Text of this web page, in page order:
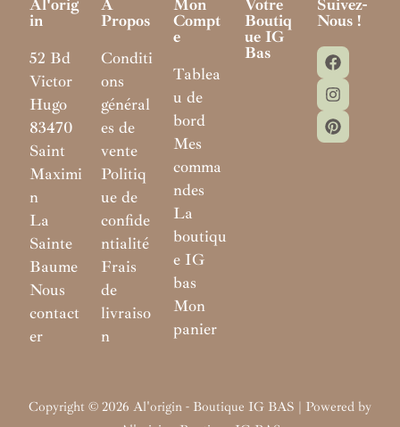
Al'orig
In
52 Bd
Victor
Hugo
83470
Saint
Maximi
n
La
Sainte
Baume
Nous
contact
er
A
Propos
Conditi
ons
général
es de
vente
Politiq
ue de
confide
ntialité
Frais
de
livraiso
n
Mon
Compt
E
Tablea
u de
bord
Mes
comma
ndes
La
boutiqu
e IG
bas
Mon
panier
Votre
Boutiq
Ue IG
Bas
Suivez-
Nous !
Copyright © 2026 Al'origin - Boutique IG BAS | Powered by